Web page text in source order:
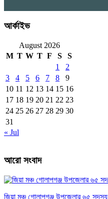
আর্কাইভ
August 2026
M T W T F S
S
1
2
3
4 5 6 7 8
9
10 11 12 13 14 15 16
17 18 19 20 21 22 23
24 25 26 27 28 29 30
31
« Jul
আরো সংবাদ
জিয়া মঞ্চ গোলাপগঞ্জ উপজেলার ৬৫